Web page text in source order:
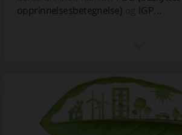
opprinnelsesbetegnelse) og IGP...